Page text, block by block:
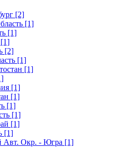
[2]
[1]
[1]
[2]
[1]
[1]
[1]
[1]
[1]
[1]
[1]
[1]
Авт. Окр. - Югра [1]